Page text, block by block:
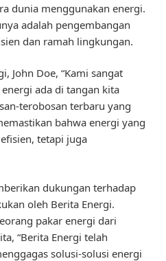
dunia menggunakan energi.
adalah pengembangan
dan ramah lingkungan.
John Doe, “Kami sangat
ada di tangan kita
terobosan terbaru yang
bahwa energi yang
tetapi juga
dukungan terhadap
oleh Berita Energi.
pakar energi dari
“Berita Energi telah
solusi-solusi energi